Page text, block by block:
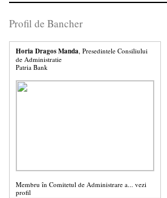
Profil de Bancher
Horia Dragos Manda, Presedintele Consiliului
de Administratie
Patria Bank
Membru în Comitetul de Administrare a... vezi
profil